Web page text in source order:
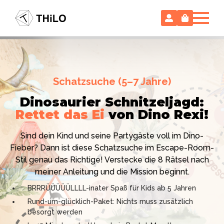
Hollywood-Action im
Kinderzimmer – ohne
Vorbereitungsstress!
Ich bin THiLO, "Dein SPIEGEL"-Bestseller-Autor und
TV-Profi (ZDF "1, 2 oder 3"). Entdecke jetzt meine
Schatzsuchen und Escape Rooms zum Sofort-
Download. Und natürlich meine Ebooks.
Schatzsuche (5–7 Jahre)
Dinosaurier Schnitzeljagd:
Rettet das Ei von Dino Rexi!
Sind dein Kind und seine Partygäste voll im Dino-
Fieber? Dann ist diese Schatzsuche im Escape-Room-
Stil genau das Richtige! Verstecke die 8 Rätsel nach
meiner Anleitung und die Mission beginnt.
BRRRÜÜÜÜÜLLLL-inater Spaß für Kids ab 5 Jahren
Rund-um-glücklich-Paket: Nichts muss zusätzlich
besorgt werden
Escape Room (ab 8 oder 12 Jahre)
Locked-up Agents: Im Labor
des Virologen
Das gab es noch nie: Verwandele dein Zuhause in ein
High-Tech Labor! Unser 24-seitiges PDF enthält alles:
Mission, Agentenausweise, Rätsel und Requisiten.
Knackt den Fall in 90 Minuten!
Kniffliger Rätselspaß für 2 bis 6 Spieler (8 - 11 oder 12–
99 Jahre)
Professionelles PDF: Agentenausweise & Schilder
inklusive